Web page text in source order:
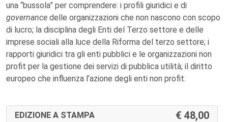
una “bussola” per comprendere: i profili giuridici e di
governance delle organizzazioni che non nascono con scopo
di lucro; la disciplina degli Enti del Terzo settore e delle
imprese sociali alla luce della Riforma del terzo settore; i
rapporti giuridici tra gli enti pubblici e le organizzazioni non
profit per la gestione dei servizi di pubblica utilità; il diritto
europeo che influenza l’azione degli enti non profit.
EDIZIONE A STAMPA 48,00